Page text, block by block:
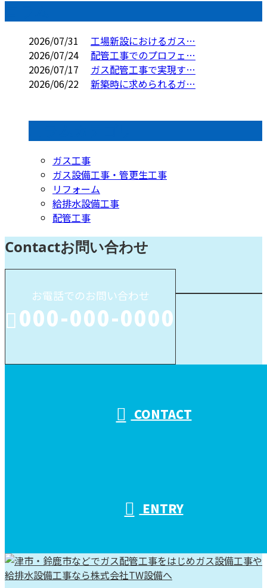
2026/07/31
工場新設におけるガス…
2026/07/24
配管工事でのプロフェ…
2026/07/17
ガス配管工事で実現す…
2026/06/22
新築時に求められるガ…
ガス工事
ガス設備工事・管更生工事
リフォーム
給排水設備工事
配管工事
Contactお問い合わせ
お電話でのお問い合わせ
000-000-0000
CONTACT
ENTRY